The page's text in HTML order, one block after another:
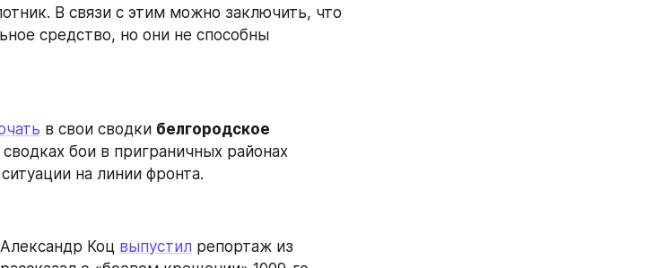
В связи с этим можно заключить, что
средство, но они не способны
в свои сводки белгородское
бои в приграничных районах
на линии фронта.
Коц выпустил